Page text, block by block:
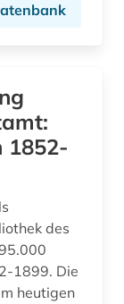
1852-
des
1899. Die
heutigen